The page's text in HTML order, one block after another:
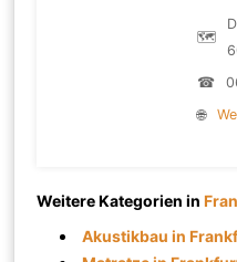
🗺
☎
🌐
Weitere Kategorien in
Akustikbau in